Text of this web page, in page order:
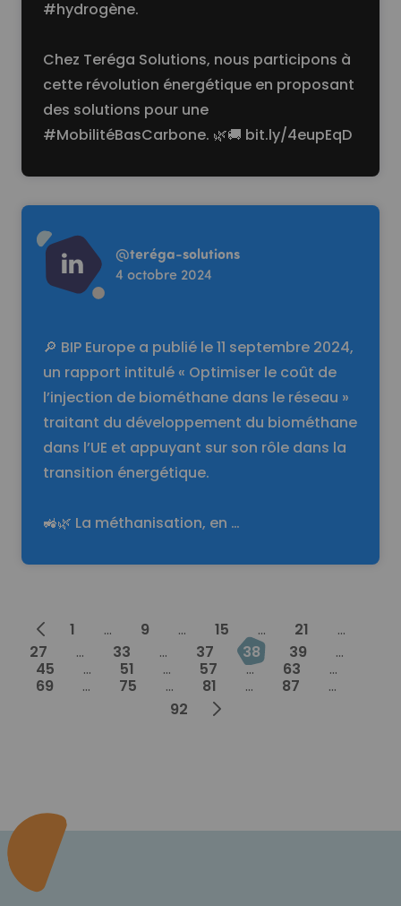
#hydrogène.
Chez Teréga Solutions, nous participons à
cette révolution énergétique en proposant
des solutions pour une
#MobilitéBasCarbone. 🌿🚚 bit.ly/4eupEqD
Read more
@teréga-solutions
4 octobre 2024
🔎 BIP Europe a publié le 11 septembre 2024,
un rapport intitulé « Optimiser le coût de
l’injection de biométhane dans le réseau »
traitant du développement du biométhane
dans l’UE et appuyant sur son rôle dans la
transition énergétique.
🚜🌿 La méthanisation, en …
Prev 1 ... 9 ... 15 ... 21
...
27
... 33 ... 37 38 39
...
45
... 51 ... 57 ... 63
...
69
... 75 ... 81 ... 87
...
92
Next